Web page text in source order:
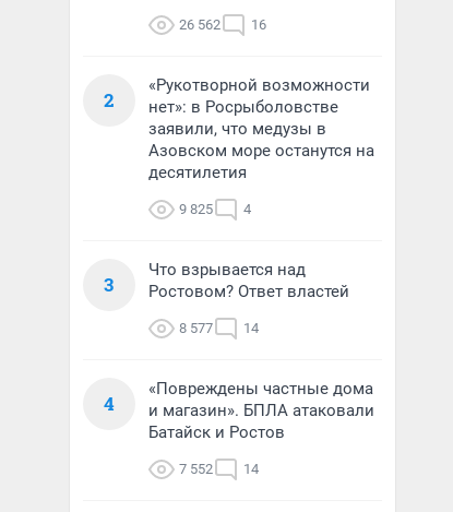
26 562 16
2
«Рукотворной возможности
нет»: в Росрыболовстве
заявили, что медузы в
Азовском море останутся на
десятилетия
9 825 4
3
Что взрывается над
Ростовом? Ответ властей
8 577 14
4
«Повреждены частные дома
и магазин». БПЛА атаковали
Батайск и Ростов
7 552 14